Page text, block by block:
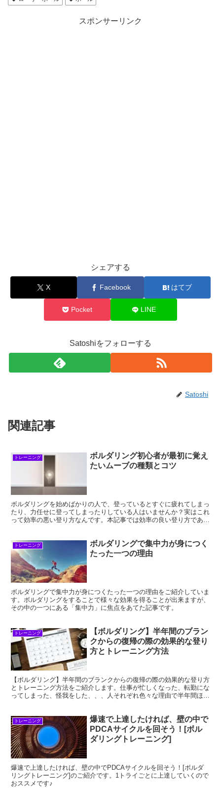
す
スポンサーリンク
シェアする
X Facebook はてブ
Pocket LINE
Satoshiをフォローする
Satoshi
関連記事
トレーニング
ボルダリング初心者が最初に覚え
たいムーブの種類とコツ
ボルダリングを始めばかりの人で、登っているとすぐに疲れてしまっ
たり、力任せに登ってしまったりしている人はいませんか？実はこれ
って効率の悪い登り方なんです。本記事では効率の良い登り方であ
ださい。
トレーニング
ボルダリングで集中力が身につく
たった一つの理由
ボルダリングで集中力が身につくたった一つの理由をご紹介していま
す。ボルダリングをすることで様々な効果を得ることが出来ますが、
その中の一つにある「集中力」に焦点をあてた記事です。
トレーニング
【ボルダリング】半年間のブラン
クからの復帰の際の効果的な登り
方とトレーニング方法
【ボルダリング】半年間のブランクからの復帰の際の効果的な登り方
とトレーニング方法をご紹介します。仕事が忙しくなった、転勤にな
ってしまった、怪我をした、、、人それぞれ色々な理由で半年間ほど
トレーニング
爆速で上達したければ、壁の中で
PDCAサイクルを回そう！[ボル
ダリングトレーニング]
爆速で上達したければ、壁の中でPDCAサイクルを回そう！[ボルダ
リングトレーニング]のご紹介です。1トライごとに上達していくので
おススメです♪